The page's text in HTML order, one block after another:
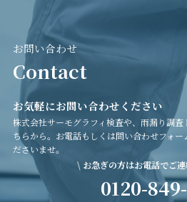
お問い合わせ
Contact
お気軽にお問い合わせください
株式会社サーモグラフィ検査や、雨漏り調
ちらから。お電話もしくは問い合わせフォ
ださいませ。
\ お急ぎの方はお電話でご
0120-